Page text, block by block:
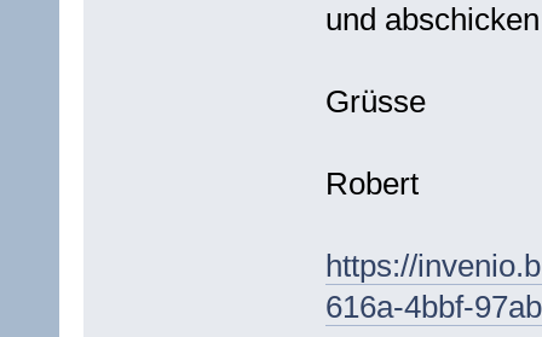
und
Grüsse
Robert
https://
616a-4bbf-